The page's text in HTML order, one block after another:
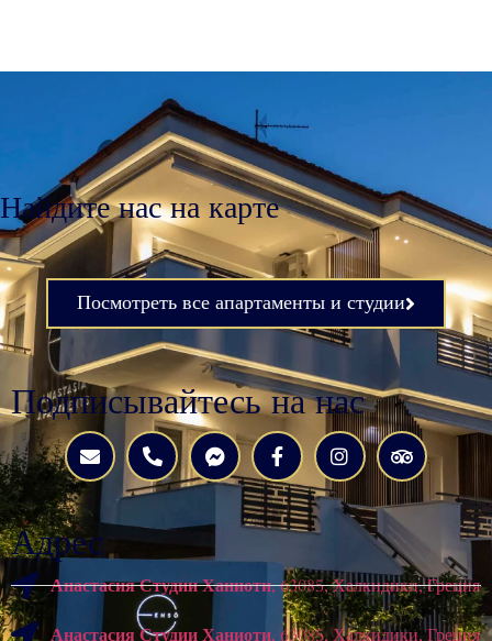
Найдите нас на карте
Посмотреть все апартаменты и студии
Подписывайтесь на нас
Адрес
Анастасия Студии Ханиоти, 63085, Халкидики, Греция
Анастасия Студии Ханиоти, 63085, Халкидики, Греция